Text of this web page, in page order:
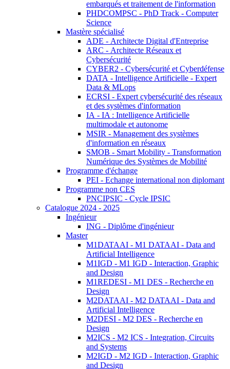
embarqués et traitement de l'information
PHDCOMPSC - PhD Track - Computer
Science
Mastère spécialisé
ADE - Architecte Digital d'Entreprise
ARC - Architecte Réseaux et
Cybersécurité
CYBER2 - Cybersécurité et Cyberdéfense
DATA - Intelligence Artificielle - Expert
Data & MLops
ECRSI - Expert cybersécurité des réseaux
et des systèmes d'information
IA - IA : Intelligence Artificielle
multimodale et autonome
MSIR - Management des systèmes
d'information en réseaux
SMOB - Smart Mobility - Transformation
Numérique des Systèmes de Mobilité
Programme d'échange
PEI - Echange international non diplomant
Programme non CES
PNCIPSIC - Cycle IPSIC
Catalogue 2024 - 2025
Ingénieur
ING - Diplôme d'ingénieur
Master
M1DATAAI - M1 DATAAI - Data and
Artificial Intelligence
M1IGD - M1 IGD - Interaction, Graphic
and Design
M1REDESI - M1 DES - Recherche en
Design
M2DATAAI - M2 DATAAI - Data and
Artificial Intelligence
M2DESI - M2 DES - Recherche en
Design
M2ICS - M2 ICS - Integration, Circuits
and Systems
M2IGD - M2 IGD - Interaction, Graphic
and Design